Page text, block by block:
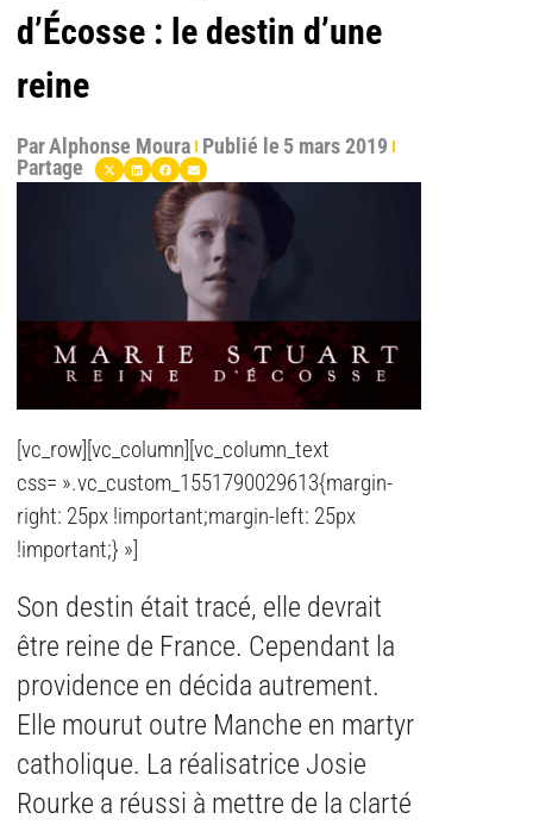
d’Écosse : le destin d’une
reine
ParAlphonse Moura Publié le 5 mars 2019
Partage
[vc_row][vc_column][vc_column_text
css= ».vc_custom_1551790029613{margin-
right: 25px !important;margin-left: 25px
!important;} »]
Son destin était tracé, elle devrait
être reine de France. Cependant la
providence en décida autrement.
Elle mourut outre Manche en martyr
catholique. La réalisatrice Josie
Rourke a réussi à mettre de la clarté